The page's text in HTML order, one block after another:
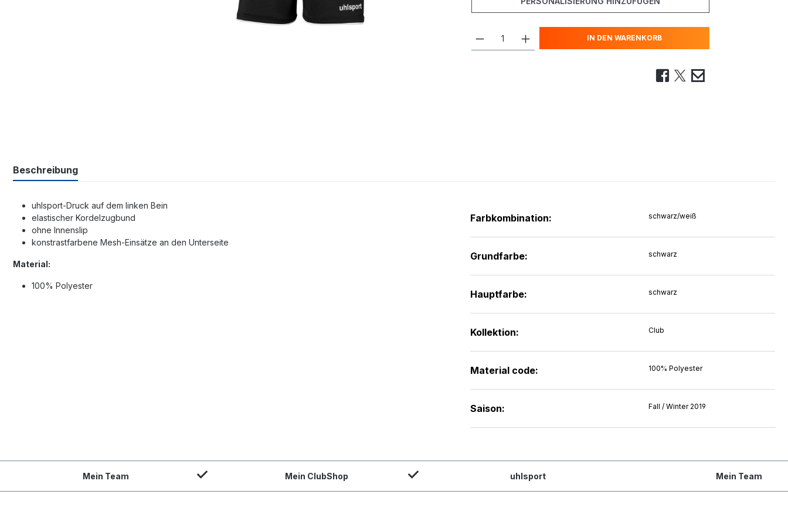
IN DEN WARENKORB
Beschreibung
uhlsport-Druck auf dem linken Bein
elastischer Kordelzugbund
ohne Innenslip
konstrastfarbene Mesh-Einsätze an den Unterseite
Material:
100% Polyester
Farbkombination: schwarz/weiß
Grundfarbe: schwarz
Hauptfarbe: schwarz
Kollektion: Club
Material code: 100% Polyester
Saison: Fall / Winter 2019
Mein Team Mein ClubShop uhlsport Mein Team